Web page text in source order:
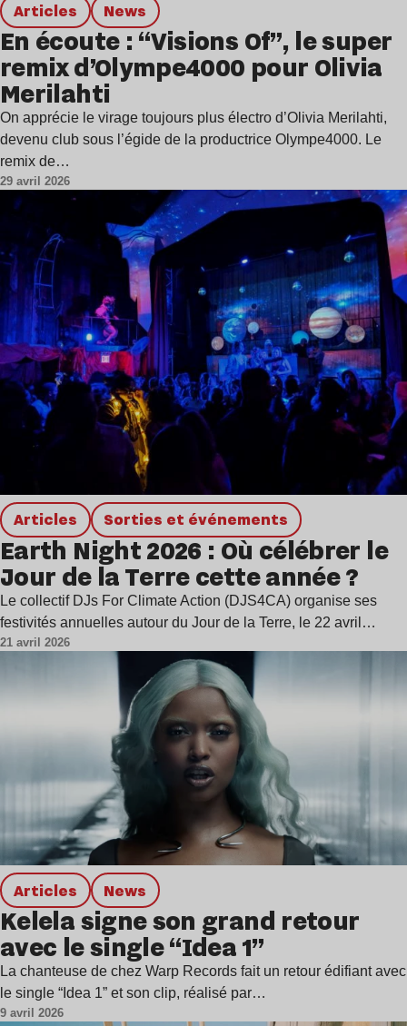
Articles news
En écoute : “Visions Of”, le super
remix d’Olympe4000 pour Olivia
Merilahti
On apprécie le virage toujours plus électro d’Olivia Merilahti,
devenu club sous l’égide de la productrice Olympe4000. Le
remix de…
29 avril 2026
Articles Sorties et événements
Earth Night 2026 : Où célébrer le
Jour de la Terre cette année ?
Le collectif DJs For Climate Action (DJS4CA) organise ses
festivités annuelles autour du Jour de la Terre, le 22 avril…
21 avril 2026
Articles news
Kelela signe son grand retour
avec le single “Idea 1”
La chanteuse de chez Warp Records fait un retour édifiant avec
le single “Idea 1” et son clip, réalisé par…
9 avril 2026